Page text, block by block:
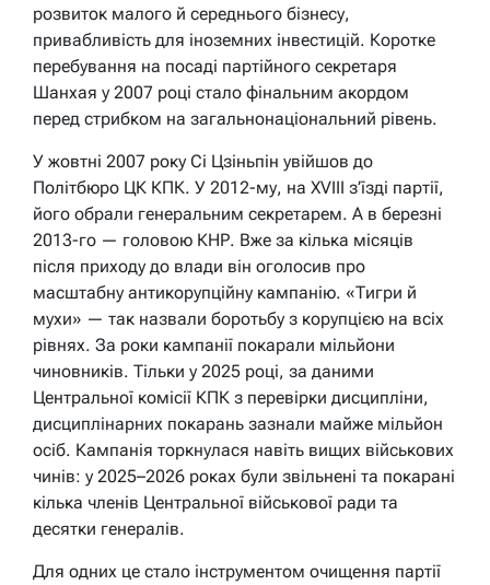
розвиток малого й середнього бізнесу,
привабливість для іноземних інвестицій. Коротке
перебування на посаді партійного секретаря
Шанхая у 2007 році стало фінальним акордом
перед стрибком на загальнонаціональний рівень.
У жовтні 2007 року Сі Цзіньпін увійшов до
Політбюро ЦК КПК. У 2012-му, на XVIII з’їзді партії,
його обрали генеральним секретарем. А в березні
2013-го — головою КНР. Вже за кілька місяців
після приходу до влади він оголосив про
масштабну антикорупційну кампанію. «Тигри й
мухи» — так назвали боротьбу з корупцією на всіх
рівнях. За роки кампанії покарали мільйони
чиновників. Тільки у 2025 році, за даними
Центральної комісії КПК з перевірки дисципліни,
дисциплінарних покарань зазнали майже мільйон
осіб. Кампанія торкнулася навіть вищих військових
чинів: у 2025–2026 роках були звільнені та покарані
кілька членів Центральної військової ради та
десятки генералів.
Для одних це стало інструментом очищення партії